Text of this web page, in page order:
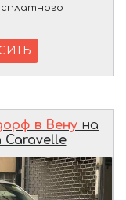
в Вену на
Caravelle